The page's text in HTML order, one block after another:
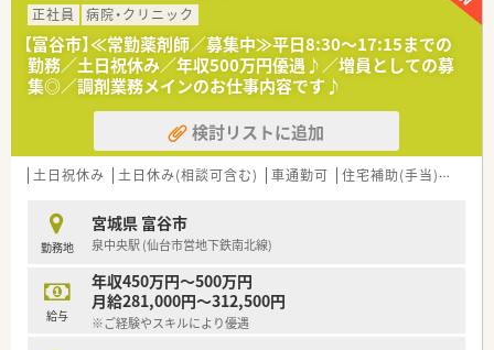
正社員
病院・クリニック
【富谷市】≪常勤薬剤師／募集中≫平日8:30～17:15までの
勤務／土日祝休み／年収500万円優遇♪／増員としての募
集◎／調剤業務メインのお仕事内容です♪
検討リストに追加
土日祝休み 土日休み(相談可含む) 車通勤可 住宅補助(手当)あり
勤務地
宮城県 富谷市
泉中央駅 (仙台市営地下鉄南北線)
給与
年収450万円～500万円
月給281,000円～312,500円
※ご経験やスキルにより優遇